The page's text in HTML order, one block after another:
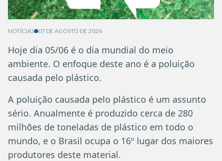
NOTÍCIAS 07 DE AGOSTO DE 2026
Hoje dia 05/06 é o dia mundial do meio
ambiente. O enfoque deste ano é a poluição
causada pelo plástico.
A poluição causada pelo plástico é um assunto
sério. Anualmente é produzido cerca de 280
milhões de toneladas de plástico em todo o
mundo, e o Brasil ocupa o 16º lugar dos maiores
produtores deste material.